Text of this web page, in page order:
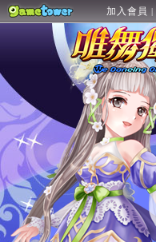
加入會員 |